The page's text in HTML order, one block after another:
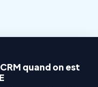
quand on est